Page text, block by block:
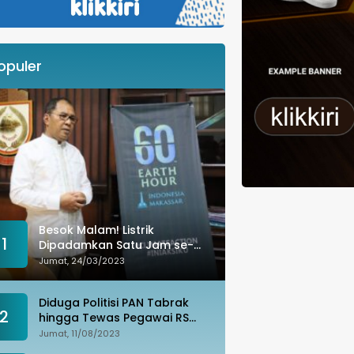
1
Besok Malam! Listrik
Dipadamkan Satu Jam se-
Kota Makassar: Merespons
Perubahan Iklim
Jumat, 24/03/2023
2
Diduga Politisi PAN Tabrak
hingga Tewas Pegawai RS
Wahidin, Istri Korban: Kami
Jumat, 11/08/2023